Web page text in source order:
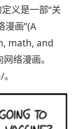
义是一部“关
漫画”(A
math, and
络漫画。